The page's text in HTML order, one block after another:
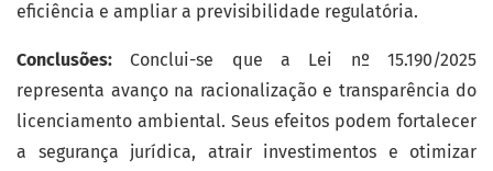
eficiência e ampliar a previsibilidade regulatória.
Conclusões: Conclui-se que a Lei nº 15.190/2025
representa avanço na racionalização e transparência do
licenciamento ambiental. Seus efeitos podem fortalecer
a segurança jurídica, atrair investimentos e otimizar